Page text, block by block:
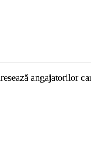
angajatorilor